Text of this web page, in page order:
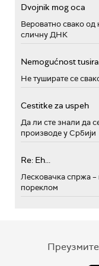
Dvojnik mog oca
Вероватно свако од
сличну ДНК
Nemogućnost
Не туширате се
Cestitke za uspeh
Да ли сте знали да
производе у Србији
Re: Eh...
Лесковачка спржа
пореклом